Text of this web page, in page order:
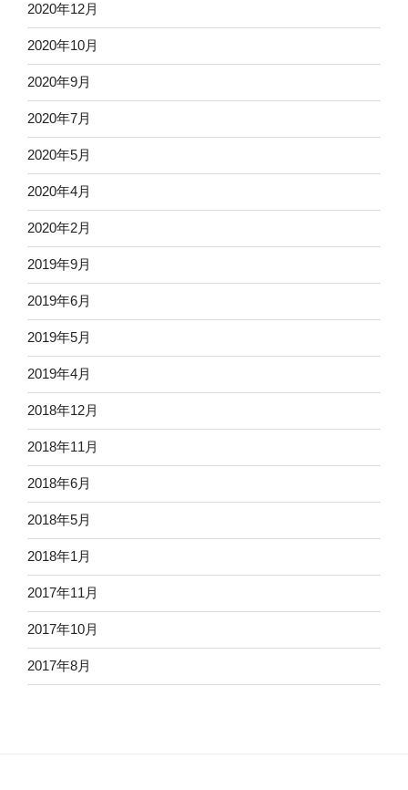
2020年12月
2020年10月
2020年9月
2020年7月
2020年5月
2020年4月
2020年2月
2019年9月
2019年6月
2019年5月
2019年4月
2018年12月
2018年11月
2018年6月
2018年5月
2018年1月
2017年11月
2017年10月
2017年8月